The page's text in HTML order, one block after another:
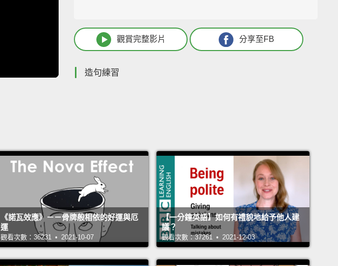
觀賞完整影片 分享至FB
造句練習
《諾瓦效應》－－骨牌般相依的好運與厄
運
觀看次數：36231 • 2021-10-07
【一分鐘英語】如何有禮貌地給予他人建
議？
觀看次數：37261 • 2021-12-03